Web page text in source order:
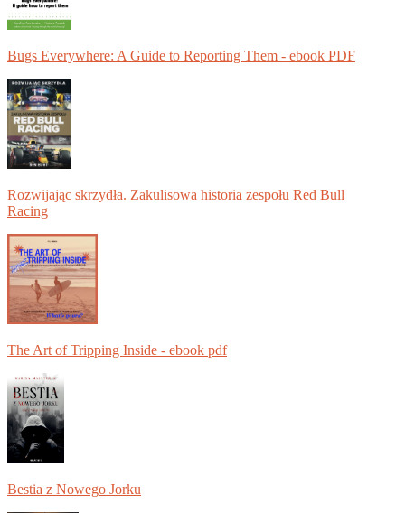
Bugs Everywhere: A Guide to Reporting Them - ebook PDF
Rozwijając skrzydła. Zakulisowa historia zespołu Red Bull
Racing
The Art of Tripping Inside - ebook pdf
Bestia z Nowego Jorku